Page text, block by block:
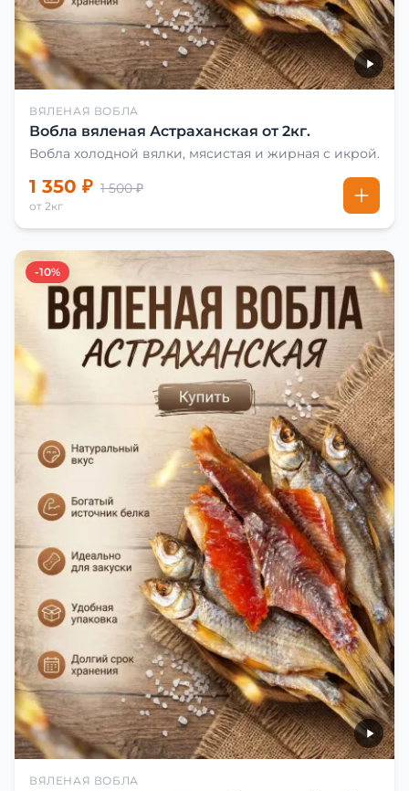
ВЯЛЕНАЯ ВОБЛА
Вобла вяленая Астраханская от 2кг.
Вобла холодной вялки, мясистая и жирная с икрой.
1 350 ₽ 1 500 ₽
от 2кг
-10%
ВЯЛЕНАЯ ВОБЛА